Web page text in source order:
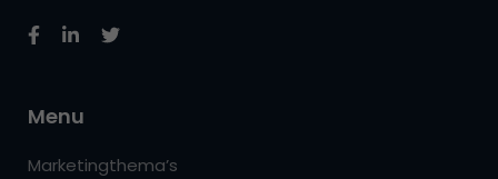
Menu
Marketingthema’s